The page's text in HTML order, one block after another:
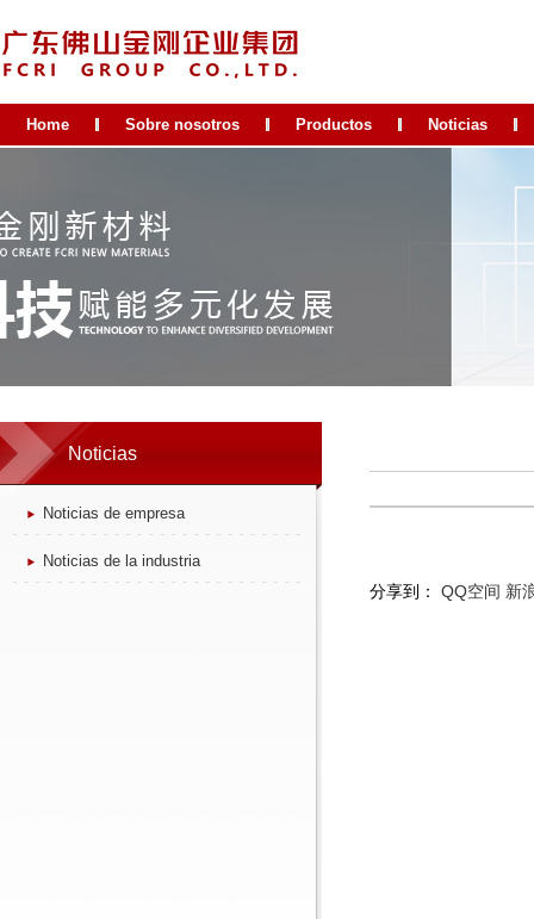
Home Sobre nosotros Productos Noticias
Noticias
Noticias de empresa
Noticias de la industria
分享到： QQ空间 新